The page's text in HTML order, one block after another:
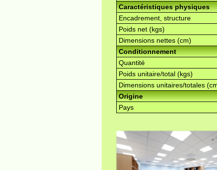
Caractéristiques physiques
Encadrement, structure
Poids net (kgs)
Dimensions nettes (cm)
Conditionnement
Quantité
Poids unitaire/total (kgs)
Dimensions unitaires/totales
Origine
Pays